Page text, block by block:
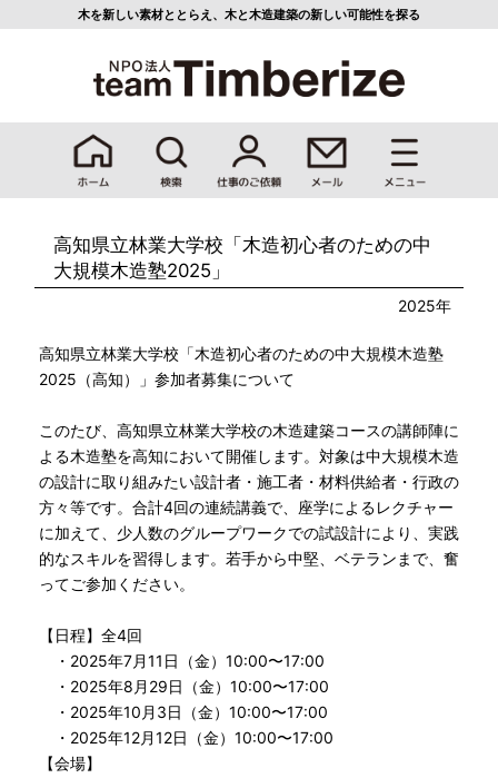
木を新しい素材ととらえ、 木と木造建築の新しい可能性を探る
高知県立林業大学校「木造初心者のための中
大規模木造塾2025」
2025年
高知県立林業大学校「木造初心者のための中大規模木造塾
2025（高知）」参加者募集について
このたび、高知県立林業大学校の木造建築コースの講師陣に
よる木造塾を高知において開催します。対象は中大規模木造
の設計に取り組みたい設計者・施工者・材料供給者・行政の
方々等です。合計4回の連続講義で、座学によるレクチャー
に加えて、少人数のグループワークでの試設計により、実践
的なスキルを習得します。若手から中堅、ベテランまで、奮
ってご参加ください。
【日程】全4回
・2025年7月11日（金）10:00〜17:00
・2025年8月29日（金）10:00〜17:00
・2025年10月3日（金）10:00〜17:00
・2025年12月12日（金）10:00〜17:00
【会場】